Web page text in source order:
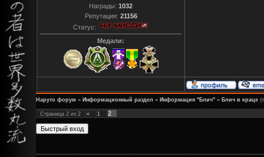
Награды: 1032
Репутация: 21156
Статус:
Медали:
Наруто форум » Информационный раздел » Информация "Блич" » Блич в краце
Страница 2 из 2 « 1 2